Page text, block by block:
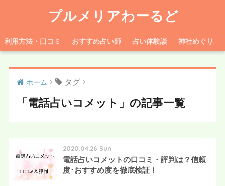
プルメリアわーるど
利用方法・口コミ おすすめ占い師 占い体験談 神社めぐり
ホーム タグ
「電話占いコメット」の記事一覧
2020.04.26 Sun
電話占いコメットの口コミ・評判は？信頼
度･おすすめ度を徹底検証！